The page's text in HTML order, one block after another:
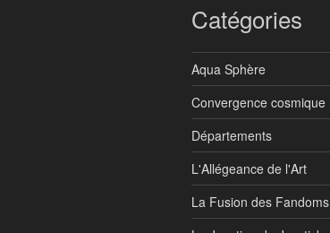
Catégories
Aqua Sphère
Convergence cosmique
Départements
L'Allégeance de l'Art
La Fusion des Fandoms